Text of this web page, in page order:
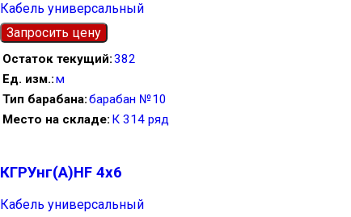
Кабель универсальный
Запросить цену
Остаток текущий 382
Ед. изм. м
Тип барабана барабан №10
Место на складе К 314 ряд
КГРУнг(А)HF 4х6
Кабель универсальный